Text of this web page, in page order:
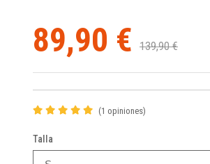
89,90 € 139,90 €
(1 opiniones)
Talla